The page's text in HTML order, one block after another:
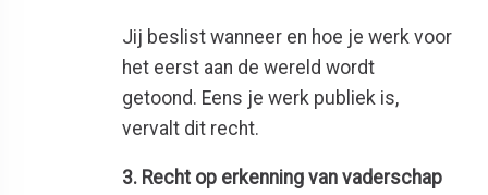
Jij beslist wanneer en hoe je werk voor
het eerst aan de wereld wordt
getoond. Eens je werk publiek is,
vervalt dit recht.
3. Recht op erkenning van vaderschap